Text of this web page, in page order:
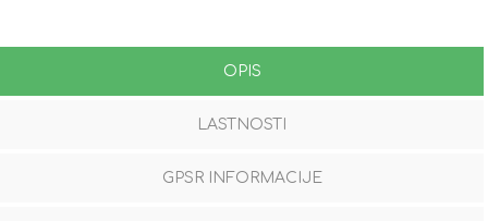
OPIS
LASTNOSTI
GPSR INFORMACIJE